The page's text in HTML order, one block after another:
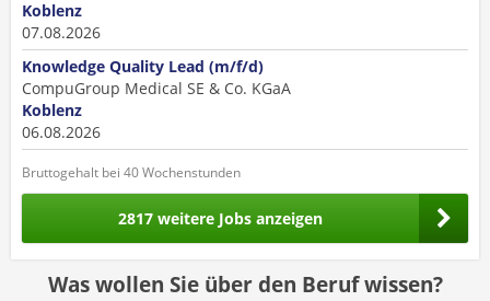
Koblenz
07.08.2026
Knowledge Quality Lead (m/f/d)
CompuGroup Medical SE & Co. KGaA
Koblenz
06.08.2026
Bruttogehalt bei 40 Wochenstunden
2817 weitere Jobs anzeigen
Was wollen Sie über den Beruf wissen?